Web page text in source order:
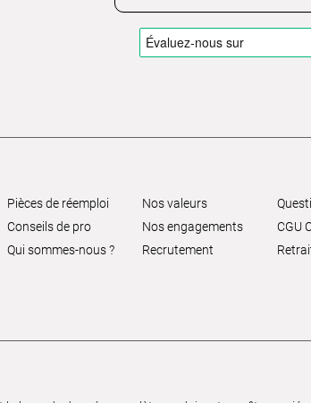
Pièces de réemploi
Conseils de pro
Qui sommes-nous ?
Nos valeurs
Nos engagements
Recrutement
CGU